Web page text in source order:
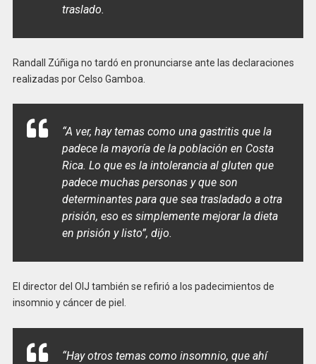
traslado.
Randall Zúñiga no tardó en pronunciarse ante las declaraciones
realizadas por Celso Gamboa.
“A ver, hay temas como una gastritis que la
padece la mayoría de la población en Costa
Rica. Lo que es la intolerancia al gluten que
padece muchas personas y que son
determinantes para que sea trasladado a otra
prisión, eso es simplemente mejorar la dieta
en prisión y listo”, dijo.
El director del OIJ también se refirió a los padecimientos de
insomnio y cáncer de piel.
“Hay otros temas como insomnio, que ahí